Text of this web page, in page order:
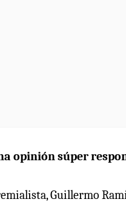
opinión súper
Guillermo